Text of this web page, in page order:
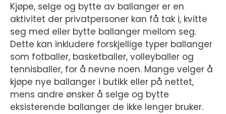
Kjøpe, selge og bytte av ballanger er en
aktivitet der privatpersoner kan få tak i, kvitte
seg med eller bytte ballanger mellom seg.
Dette kan inkludere forskjellige typer ballanger
som fotballer, basketballer, volleyballer og
tennisballer, for å nevne noen. Mange velger å
kjøpe nye ballanger i butikk eller på nettet,
mens andre ønsker å selge og bytte
eksisterende ballanger de ikke lenger bruker.